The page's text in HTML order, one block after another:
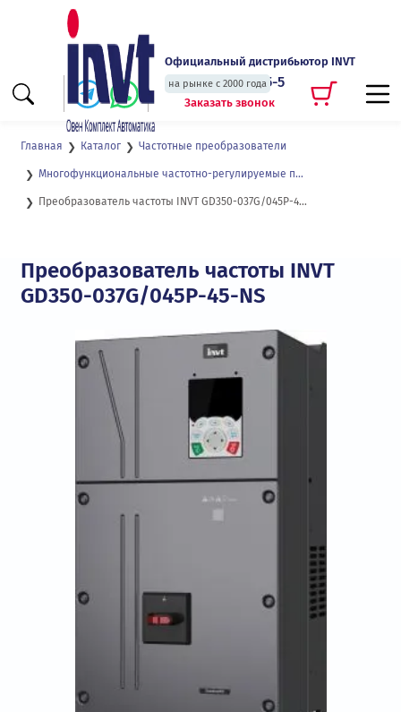
Официальный дистрибьютор INVT
на рынке с 2000 года
+7 (495) 135-135-5
Заказать звонок
Главная Каталог Частотные преобразователи
Многофункциональные частотно-регулируемые приводы с высокой степенью защиты GD350-IP55
Преобразователь частоты INVT GD350-037G/045P-45-NS
Преобразователь частоты INVT
GD350-037G/045P-45-NS